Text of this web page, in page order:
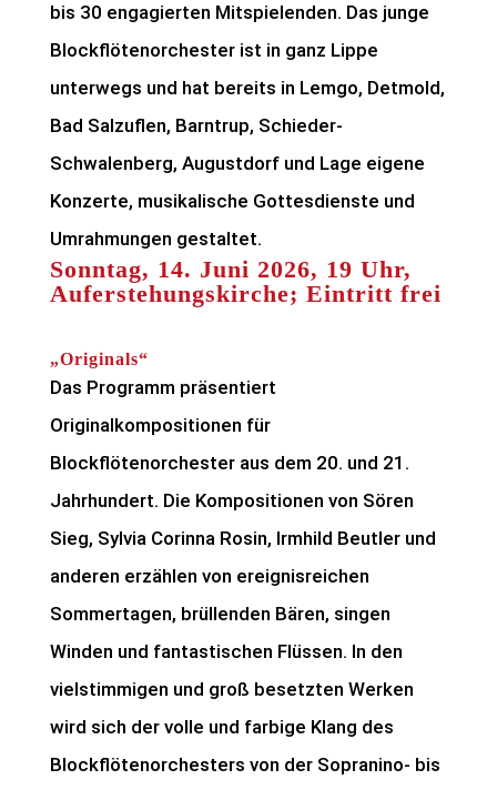
bis 30 engagierten Mitspielenden. Das junge
Blockflötenorchester ist in ganz Lippe
unterwegs und hat bereits in Lemgo, Detmold,
Bad Salzuflen, Barntrup, Schieder-
Schwalenberg, Augustdorf und Lage eigene
Konzerte, musikalische Gottesdienste und
Umrahmungen gestaltet.
Sonntag, 14. Juni 2026, 19 Uhr,
Auferstehungskirche; Eintritt frei
„Originals“
Das Programm präsentiert
Originalkompositionen für
Blockflötenorchester aus dem 20. und 21.
Jahrhundert. Die Kompositionen von Sören
Sieg, Sylvia Corinna Rosin, Irmhild Beutler und
anderen erzählen von ereignisreichen
Sommertagen, brüllenden Bären, singen
Winden und fantastischen Flüssen. In den
vielstimmigen und groß besetzten Werken
wird sich der volle und farbige Klang des
Blockflötenorchesters von der Sopranino- bis